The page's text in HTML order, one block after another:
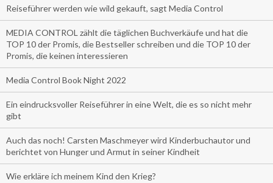
Reiseführer werden wie wild gekauft, sagt Media Control
MEDIA CONTROL zählt die täglichen Buchverkäufe und hat die
TOP 10 der Promis, die Bestseller schreiben und die TOP 10 der
Promis, die keinen interessieren
Media Control Book Night 2022
Ein eindrucksvoller Reiseführer in eine Welt, die es so nicht mehr
gibt
Auch das noch! Carsten Maschmeyer wird Kinderbuchautor und
berichtet von Hunger und Armut in seiner Kindheit
Wie erkläre ich meinem Kind den Krieg?